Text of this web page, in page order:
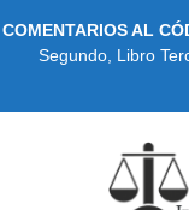
COMENTARIOS AL
Segundo, Libro